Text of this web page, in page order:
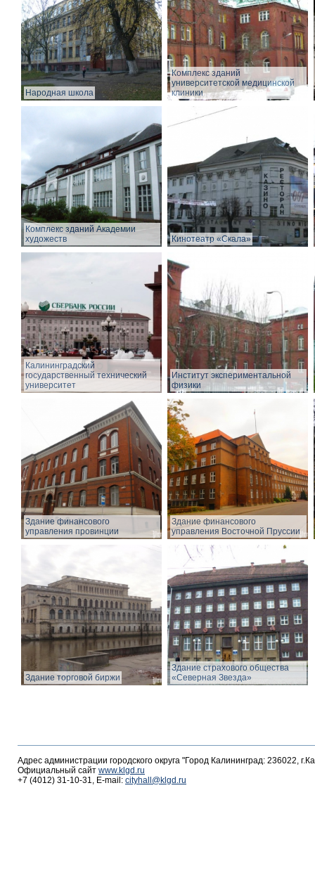
Народная школа
Комплекс зданий
университетской медицинской
клиники
Комплекс зданий Академии
художеств
Кинотеатр «Скала»
Калининградский
государственный технический
университет
Институт экспериментальной
физики
Здание финансового
управления провинции
Здание финансового
управления Восточной Пруссии
Здание торговой биржи
Здание страхового общества
«Северная Звезда»
Адрес администрации городского округа "Город Калининград: 236022,
Официальный сайт www.klgd.ru
+7 (4012) 31-10-31, E-mail: cityhall@klgd.ru